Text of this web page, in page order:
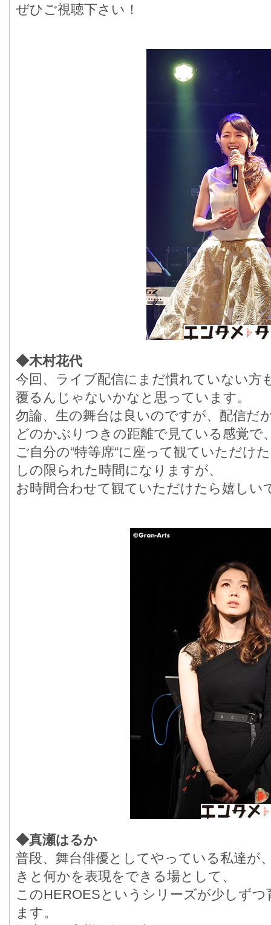
ぜひご視聴下さい！
◆木村花代
今回、ライブ配信にまだ慣れていない方
覆るんじゃないかなと思っています。
勿論、生の舞台は良いのですが、配信だ
どのかぶりつきの距離で見ている感覚で
ご自分の“特等席“に座って観ていただけ
しの限られた時間になりますが、
お時間合わせて観ていただけたら嬉しい
◆真瀬はるか
普段、舞台俳優としてやっている私達が
きと何かを表現をできる場として、
このHEROESというシリーズが少しず
ます。